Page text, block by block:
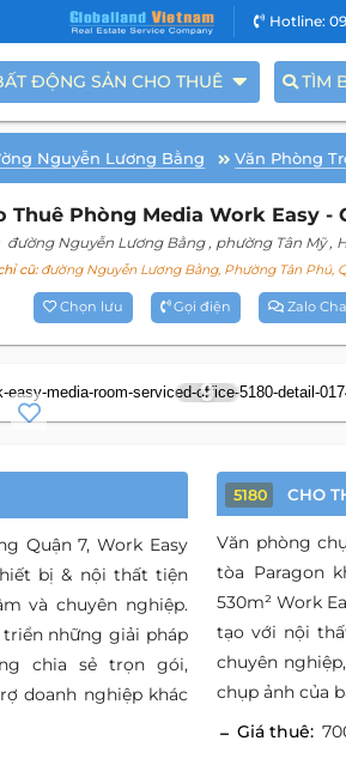
Hotline:
ĐỘNG SẢN CHO THUÊ TÌM
Nguyễn Lương Bằng Văn Phòng
Thuê Phòng Media Work Easy -
đường Nguyễn Lương Bằng , phường Tân Mỹ ,
cũ:đường Nguyễn Lương Bằng, Phường Tân Phú,
Chọn lưu Gọi điện Zalo
9
Quận 7, Work Easy
bị & nội thất tiện
và chuyên nghiệp.
những giải pháp
chia sẻ trọn gói,
doanh nghiệp khác
5180 CHO
Văn phòng
tòa Paragon
530m² Work
tạo với nội
chuyên
chụp ảnh của
Giá thuê: